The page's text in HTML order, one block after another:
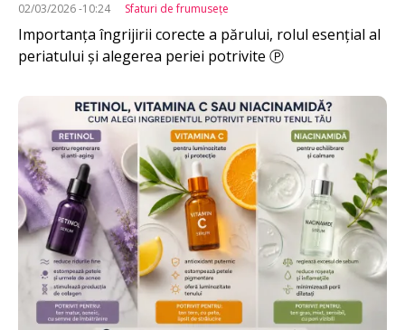
02/03/2026 -10:24 Sfaturi de frumuseţe
Importanța îngrijirii corecte a părului, rolul esențial al
periatului și alegerea periei potrivite Ⓟ
Imagine